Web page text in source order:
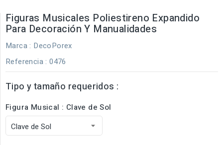
Figuras Musicales Poliestireno Expandido
Para Decoración Y Manualidades
Marca : DecoPorex
Referencia : 0476
Tipo y tamaño requeridos :
Figura Musical : Clave de Sol